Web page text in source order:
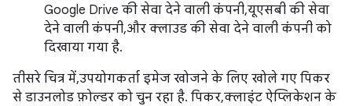
Google Drive की सेवा देने वाली कंपनी, यूएसबी की सेवा
देने वाली कंपनी, और क्लाउड की सेवा देने वाली कंपनी को
दिखाया गया है.
तीसरे चित्र में, उपयोगकर्ता इमेज खोजने के लिए खोले गए पिकर
से डाउनलोड फ़ोल्डर को चुन रहा है. पिकर, क्लाइंट ऐप्लिकेशन के